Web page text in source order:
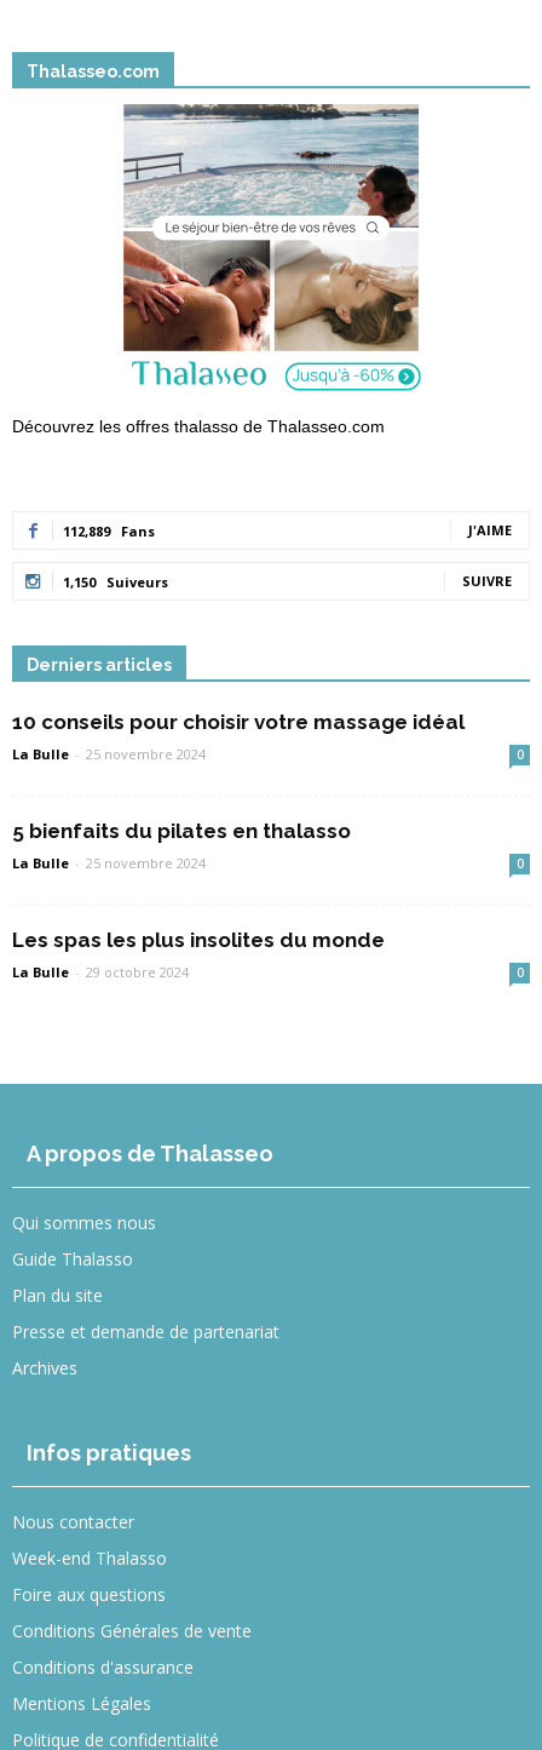
Thalasseo.com
Découvrez les offres thalasso de Thalasseo.com
112,889 Fans J'AIME
1,150 Suiveurs SUIVRE
Derniers articles
10 conseils pour choisir votre massage idéal
La Bulle - 25 novembre 2024 0
5 bienfaits du pilates en thalasso
La Bulle - 25 novembre 2024 0
Les spas les plus insolites du monde
La Bulle - 29 octobre 2024 0
A propos de Thalasseo
Qui sommes nous
Guide Thalasso
Plan du site
Presse et demande de partenariat
Archives
Infos pratiques
Nous contacter
Week-end Thalasso
Foire aux questions
Conditions Générales de vente
Conditions d'assurance
Mentions Légales
Politique de confidentialité